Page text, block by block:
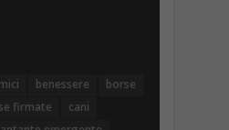
benessere
borse
firmate
cani